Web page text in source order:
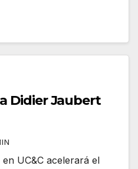
Didier Jaubert
UC&C acelerará el